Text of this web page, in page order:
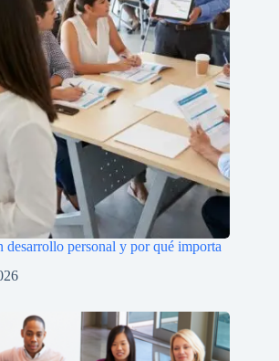
desarrollo personal y por qué importa